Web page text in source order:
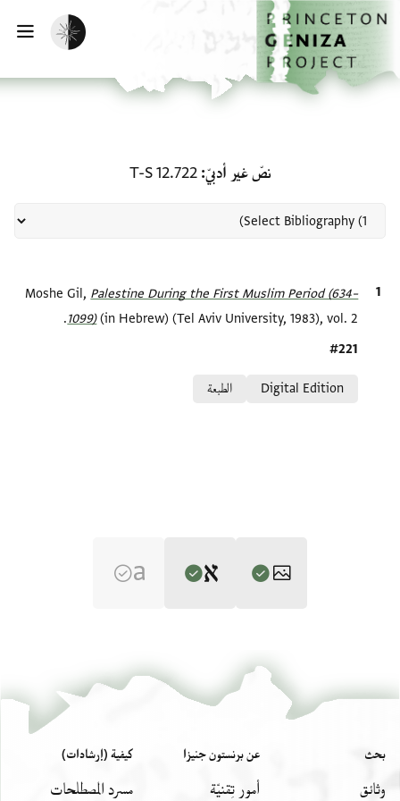
إلى المحتوى الرئيسي
الرئيسية
تفعيل الوضع المظلم
نصّ غير أدبيّ T-S 12.722
الاقتباس المرجعي Moshe Gil,Palestine During the First Muslim Period (634–
1099)‎(in Hebrew) (Tel Aviv University, 1983), vol. 2.
Location in source
#221
Digital Edition
الطبعة
Palestine During the First Muslim Period (634–1099)‎
Hebrew) (Tel Aviv University, 1983), vol. 2.
הדא אלדפתר
T-S 12.722 1r تكبير و تدوير
بحث
وثائق
عن برنستون جنيزا
أمور تِقنيّة
كيفية (إرشادات)
مسرد المصطلحات